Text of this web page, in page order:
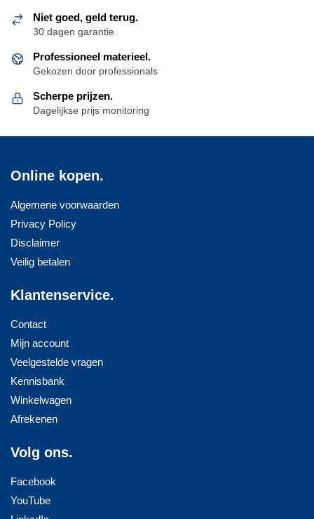
Niet goed, geld terug.
30 dagen garantie
Professioneel materieel.
Gekozen door professionals
Scherpe prijzen.
Dagelijkse prijs monitoring
Online kopen.
Algemene voorwaarden
Privacy Policy
Disclaimer
Veilig betalen
Klantenservice.
Contact
Mijn account
Veelgestelde vragen
Kennisbank
Winkelwagen
Afrekenen
Volg ons.
Facebook
YouTube